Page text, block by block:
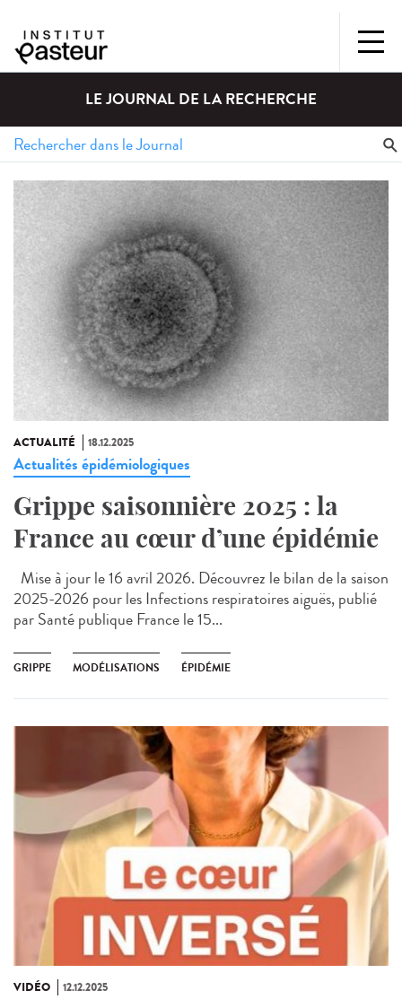
LE JOURNAL DE LA RECHERCHE
ACTUALITÉ 18.12.2025
Actualités épidémiologiques
Grippe saisonnière 2025 : la
France au cœur d’une épidémie
Mise à jour le 16 avril 2026. Découvrez le bilan de la saison
2025-2026 pour les Infections respiratoires aiguës, publié
par Santé publique France le 15...
GRIPPE MODÉLISATIONS ÉPIDÉMIE
VIDÉO 12.12.2025